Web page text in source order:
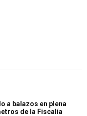
a balazos en plena
de la Fiscalía